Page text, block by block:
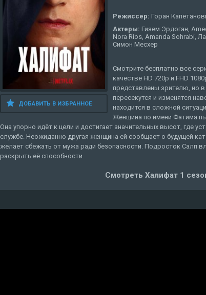
ДОБАВИТЬ В ИЗБРАННОЕ
Режиссер: Горан
Актеры: Гизем Эрдоган,
Nora Rios, Amanda Sohrabi,
Симон Меcхер
Смотрите бесплатно все
качестве HD 720p и FHD
представлены зрителю, но
пересекутся и изменятся
находится в сложной
Женщина по имени Фатима
Она упорно идёт к цели и достигает значительных высот, где
службе. Неожиданно другая женщина ей сообщает о будущей
желает сбежать от мужа ради безопасности. Подросток Салп
раскрыть её способности.
Смотреть Халифат 1